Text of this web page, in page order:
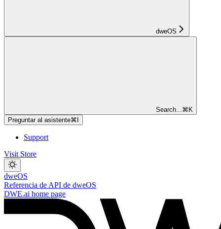
dweOS
Search...⌘ K
Preguntar al asistente⌘
Support
Visit Store
dweOS
Referencia de API de dweOS
DWE.ai home page